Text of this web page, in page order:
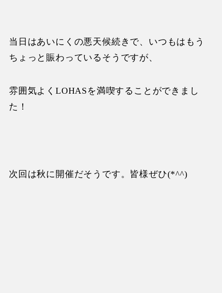
当日はあいにくの悪天候続きで、いつもはもう
ちょっと賑わっているそうですが、
雰囲気よく LOHAS を満喫することができまし
た！
次回は秋に開催だそうです。皆様ぜひ(*^^)